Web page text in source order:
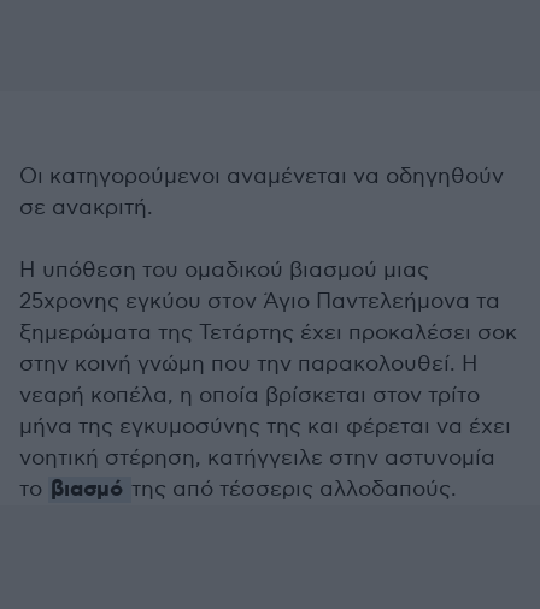
Οι κατηγορούμενοι αναμένεται να οδηγηθούν
σε ανακριτή.
Η υπόθεση του ομαδικού βιασμού μιας
25χρονης εγκύου στον Άγιο Παντελεήμονα τα
ξημερώματα της Τετάρτης έχει προκαλέσει σοκ
στην κοινή γνώμη που την παρακολουθεί. Η
νεαρή κοπέλα, η οποία βρίσκεται στον τρίτο
μήνα της εγκυμοσύνης της και φέρεται να έχει
νοητική στέρηση, κατήγγειλε στην αστυνομία
το βιασμό της από τέσσερις αλλοδαπούς.